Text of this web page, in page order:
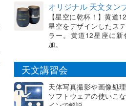
オリジナル 天文タン
【星空に乾杯！】黄道
星空をデザインしたス
ラー。黄道12星座に
加。
天文講習会
天体写真撮影や画像処
ソフトウェアの使いこ